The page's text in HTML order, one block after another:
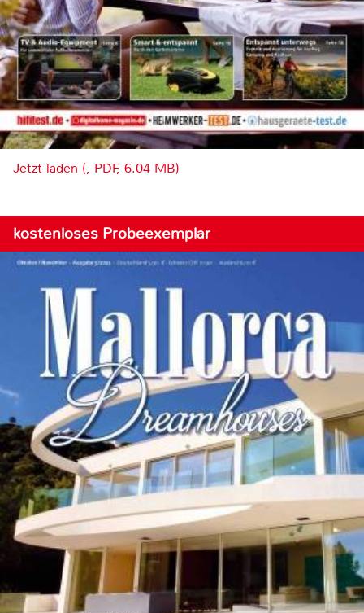
Jetzt laden (, PDF, 6.04 MB)
kostenloses Probeexemplar